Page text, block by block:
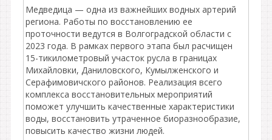
Медведица — одна из важнейших водных артерий
региона. Работы по восстановлению ее
проточности ведутся в Волгоградской области с
2023 года. В рамках первого этапа был расчищен
15-тикилометровый участок русла в границах
Михайловки, Даниловского, Кумылженского и
Серафимовичского районов. Реализация всего
комплекса восстановительных мероприятий
поможет улучшить качественные характеристики
воды, восстановить утраченное биоразнообразие,
повысить качество жизни людей.